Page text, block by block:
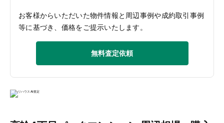
お客様からいただいた物件情報と周辺事例や成約取引事例
等に基づき、価格をご提示いたします。
無料査定依頼